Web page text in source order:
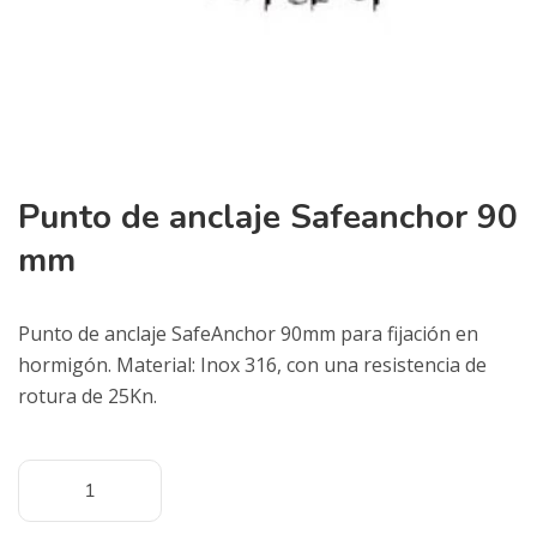
Punto de anclaje Safeanchor 90
mm
Punto de anclaje SafeAnchor 90mm para fijación en
hormigón. Material: Inox 316, con una resistencia de
rotura de 25Kn.